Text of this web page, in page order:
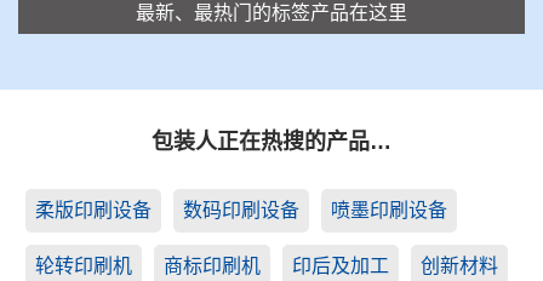
最新、最热门的标签产品在这里
包装人正在热搜的产品…
柔版印刷设备 数码印刷设备 喷墨印刷设备
轮转印刷机 商标印刷机 印后及加工 创新材料